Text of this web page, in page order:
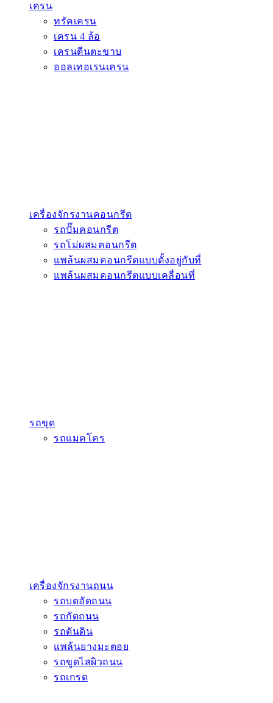
เครน
ทรัคเครน
เครน 4 ล้อ
เครนตีนตะขาบ
ออลเทอเรนเครน
เครื่องจักรงานคอนกรีต
รถปั๊มคอนกรีต
รถโม่ผสมคอนกรีต
แพล้นผสมคอนกรีตแบบตั้งอยู่กับที่
แพล้นผสมคอนกรีตแบบเคลื่อนที่
รถขุด
รถแมคโคร
เครื่องจักรงานถนน
รถบดอัดถนน
รถกัดถนน
รถดันดิน
แพล้นยางมะตอย
รถขูดไสผิวถนน
รถเกรด